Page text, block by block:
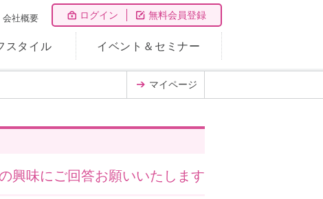
ログイン 無料会員登録
スタイル イベント＆セミナー
会社概要
マイページ
興味にご回答お願いいたします